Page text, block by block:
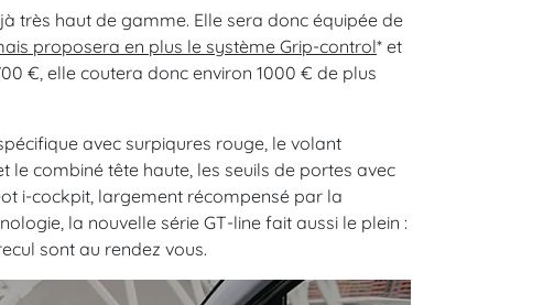
très haut de gamme. Elle sera donc équipée de
proposera en plus le système Grip-control* et
€, elle coutera donc environ 1000 € de plus
avec surpiqures rouge, le volant
le combiné tête haute, les seuils de portes avec
i-cockpit, largement récompensé par la
la nouvelle série GT-line fait aussi le plein :
sont au rendez vous.